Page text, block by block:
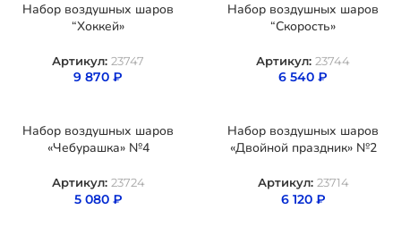
Набор воздушных шаров
“Хоккей»
Артикул: 23747
9 870 ₽
Набор воздушных шаров
“Скорость»
Артикул: 23744
6 540 ₽
Набор воздушных шаров
«Чебурашка» №4
Артикул: 23724
5 080 ₽
Набор воздушных шаров
«Двойной праздник» №2
Артикул: 23714
6 120 ₽